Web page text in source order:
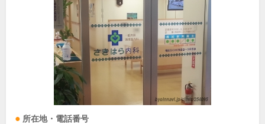
所在地・電話番号